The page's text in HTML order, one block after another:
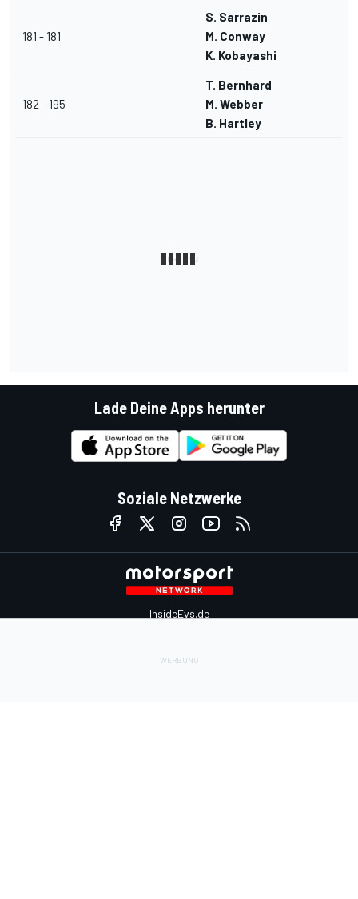
181 - 181
S. Sarrazin
M. Conway
K. Kobayashi
182 - 195
T. Bernhard
M. Webber
B. Hartley
Lade Deine Apps herunter
Soziale Netzwerke
InsideEvs.de
Motorsportstats.com